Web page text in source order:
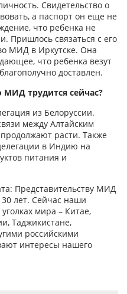
Свидетельство о
а паспорт он еще не
что ребенка не
Пришлось связаться с его
МИД в Иркутске. Она
что ребенка везут
доставлен.
МИД трудится сейчас?
из Белоруссии.
между Алтайским
расти. Также
в Индию на
питания и
Представительству МИД
лет. Сейчас наши
мира – Китае,
Таджикистане,
российскими
интересы нашего